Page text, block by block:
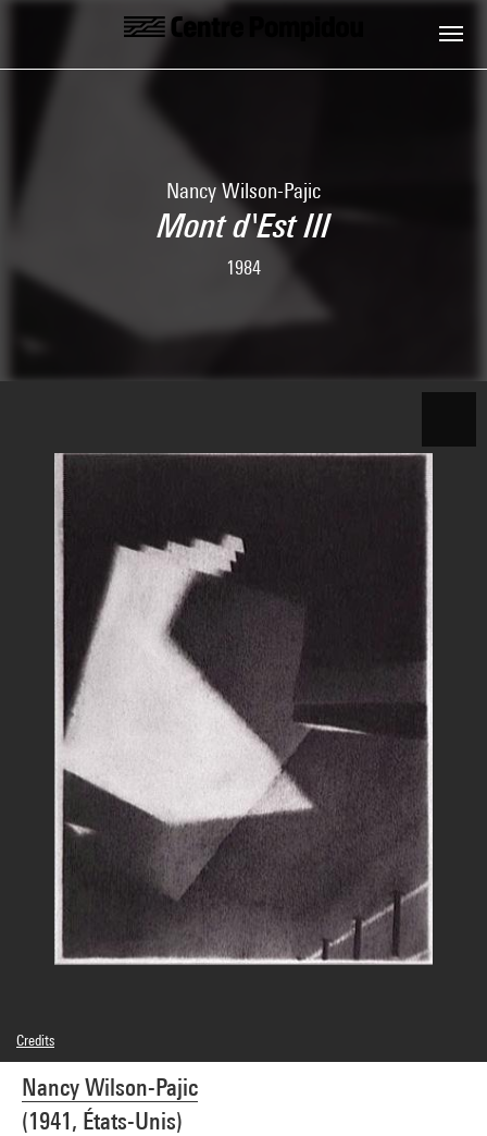
Skip to main content
Centre Pompidou
Nancy Wilson-Pajic
Mont d'Est III
1984
Nancy Wilson-Pajic
(1941, États-Unis)
Credits
© Nancy Wilson-Pajic
Photo credits : Centre Pompidou, MNAM-CCI/Philippe Migeat/Dist. GrandPalaisRmn
Image reference : 1A18851 [1989 X 1163]